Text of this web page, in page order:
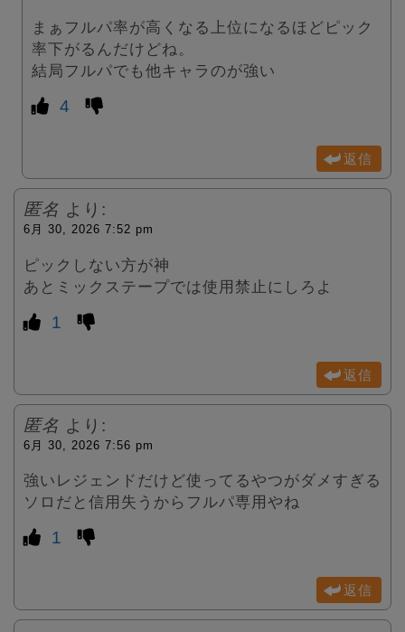
まぁフルパ率が高くなる上位になるほどピック
率下がるんだけどね。
結局フルパでも他キャラのが強い
4
返信
匿名 より:
6月 30, 2026 7:52 pm
ピックしない方が神
あとミックステープでは使用禁止にしろよ
1
返信
匿名 より:
6月 30, 2026 7:56 pm
強いレジェンドだけど使ってるやつがダメすぎる
ソロだと信用失うからフルパ専用やね
1
返信